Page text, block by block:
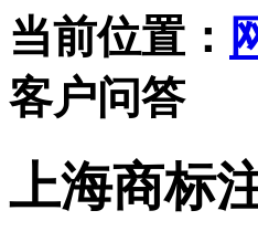
当前位置：
客户问答
上海商标